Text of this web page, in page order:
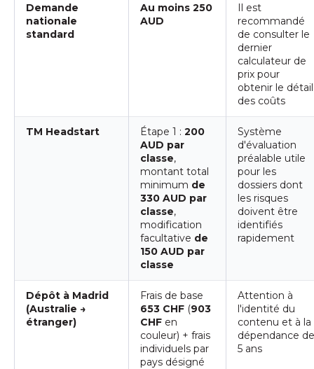
Demande
nationale
standard
Au moins 250
AUD
Il est
recommandé
de consulter le
dernier
calculateur de
prix pour
obtenir le détail
des coûts
TM Headstart Étape 1 : 200
AUD par
classe,
montant total
minimum de
330 AUD par
classe,
modification
facultative de
150 AUD par
classe
Système
d'évaluation
préalable utile
pour les
dossiers dont
les risques
doivent être
identifiés
rapidement
Dépôt à Madrid
(Australie →
étranger)
Frais de base
653 CHF (903
CHF en
couleur) + frais
individuels par
pays désigné
Attention à
l'identité du
contenu et à la
dépendance de
5 ans